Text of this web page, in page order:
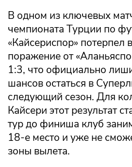
В одном из ключевых
чемпионата Турции по
«Кайсериспор» потерпел
поражение от
1:3, что официально
шансов остаться в
следующий сезон. Для
Кайсери этот результат
тур до финиша клуб
18-е место и уже не
зоны вылета.